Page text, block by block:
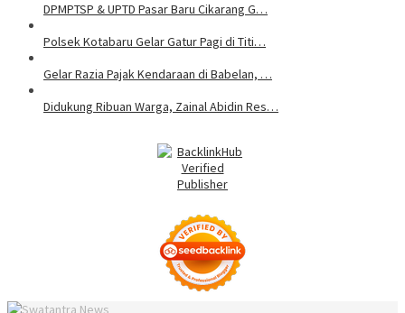
DPMPTSP & UPTD Pasar Baru Cikarang G…
Polsek Kotabaru Gelar Gatur Pagi di Titi…
Gelar Razia Pajak Kendaraan di Babelan, …
Didukung Ribuan Warga, Zainal Abidin Res…